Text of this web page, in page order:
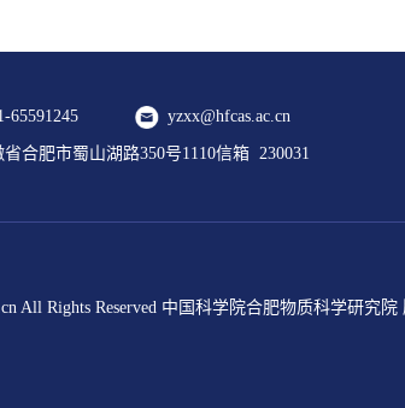
65591245 yzxx@hfcas.ac.cn
省合肥市蜀山湖路350号1110信箱 230031
All Rights Reserved 中国科学院合肥物质科学研究